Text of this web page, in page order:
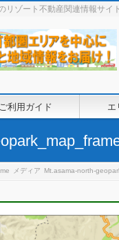
リゾート不動産関連情報サイ
ご利用ガイド エ
メディア Mt.asama-north-